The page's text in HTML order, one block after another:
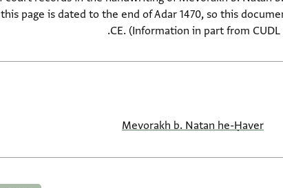
page is dated to the end of Adar 1470, so this
CE. (Information in part from
Mevorakh b. Natan he-Ḥaver